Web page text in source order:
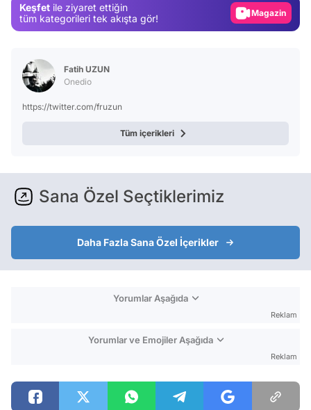
Keşfet ile ziyaret ettiğin
tüm kategorileri tek akışta gör!
Magazin
Fatih UZUN
Onedio
https://twitter.com/fruzun
Tüm içerikleri
Sana Özel Seçtiklerimiz
Daha Fazla Sana Özel İçerikler
Yorumlar Aşağıda
Reklam
Yorumlar ve Emojiler Aşağıda
Reklam